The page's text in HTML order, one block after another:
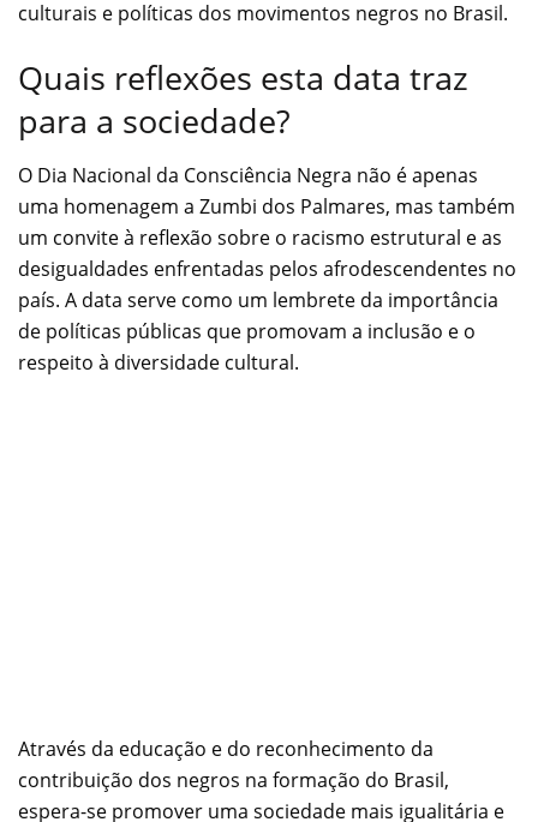
culturais e políticas dos movimentos negros no Brasil.
Quais reflexões esta data traz
para a sociedade?
O Dia Nacional da Consciência Negra não é apenas
uma homenagem a Zumbi dos Palmares, mas também
um convite à reflexão sobre o racismo estrutural e as
desigualdades enfrentadas pelos afrodescendentes no
país. A data serve como um lembrete da importância
de políticas públicas que promovam a inclusão e o
respeito à diversidade cultural.
Através da educação e do reconhecimento da
contribuição dos negros na formação do Brasil,
espera-se promover uma sociedade mais igualitária e